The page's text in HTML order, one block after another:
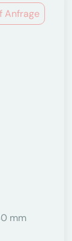
Anfrage
mm